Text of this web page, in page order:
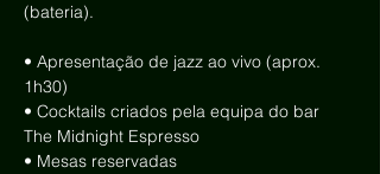
(bateria).
• Apresentação de jazz ao vivo (aprox.
1h30)
• Cocktails criados pela equipa do bar
The Midnight Espresso
• Mesas reservadas